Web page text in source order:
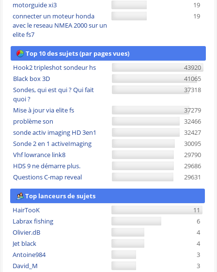
motorguide xi3
19
connecter un moteur honda
avec le reseau NMEA 2000 sur un
elite fs7
19
Top 10 des sujets (par pages vues)
Hook2 tripleshot sondeur hs
43920
Black box 3D
41065
Sondes, qui est qui ? Qui fait
quoi ?
37318
Mise à jour via elite fs
37279
problème son
32466
sonde activ imaging HD 3en1
32427
Sonde 2 en 1 activeImaging
30095
Vhf lowrance link8
29790
HDS 9 ne démarre plus.
29686
Questions C-map reveal
29631
Top lanceurs de sujets
HairTooK
11
Labrax fishing
6
Olivier.dB
4
Jet black
4
Antoine984
3
David_M
3